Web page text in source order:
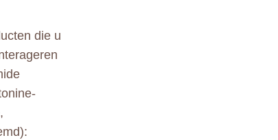
die u